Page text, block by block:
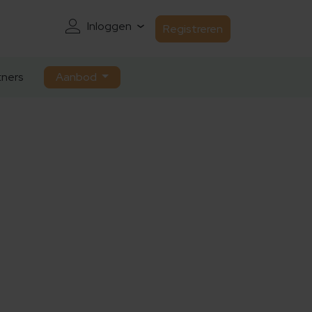
Inloggen Registreren
Aanbod